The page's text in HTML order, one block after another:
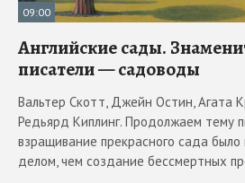
09:00
Английские сады.
писатели — садоводы
Вальтер Скотт, Джейн Остин, Агата
Редьярд Киплинг. Продолжаем тему
взращивание прекрасного сада
делом, чем создание бессмертных